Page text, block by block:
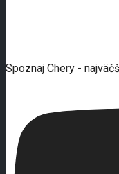
Spoznaj Chery -